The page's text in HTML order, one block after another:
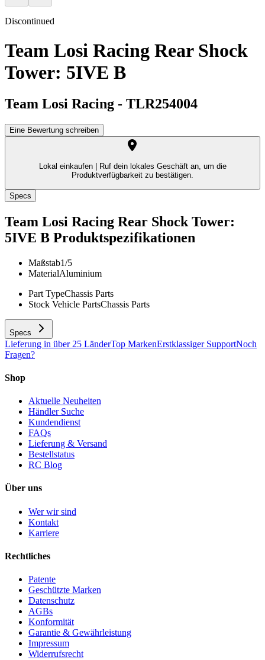
Discontinued
Team Losi Racing Rear Shock
Tower: 5IVE B
Team Losi Racing - TLR254004
Eine Bewertung schreiben
Lokal einkaufen |
Ruf dein lokales Geschäft an, um die
Produktverfügbarkeit zu bestätigen.
Specs
Team Losi Racing Rear Shock Tower:
5IVE B Produktspezifikationen
Maßstab1/5
MaterialAluminium
Part TypeChassis Parts
Stock Vehicle PartsChassis Parts
Specs
Lieferung in über 25 LänderTop MarkenErstklassiger SupportNoch
Fragen?
Shop
Aktuelle Neuheiten
Händler Suche
Kundendienst
FAQs
Lieferung & Versand
Bestellstatus
RC Blog
Über uns
Wer wir sind
Kontakt
Karriere
Rechtliches
Patente
Geschützte Marken
Datenschutz
AGBs
Konformität
Garantie & Gewährleistung
Impressum
Widerrufsrecht